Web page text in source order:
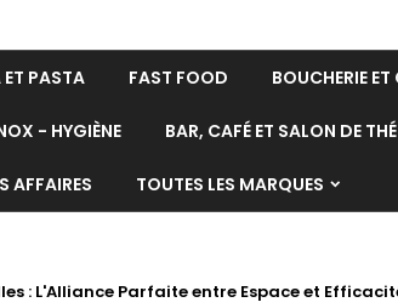
PASTA FAST FOOD BOUCHERIE
- HYGIÈNE BAR, CAFÉ ET SALON DE THÉ
AFFAIRES TOUTES LES MARQUES
: L'Alliance Parfaite entre Espace et Efficacité